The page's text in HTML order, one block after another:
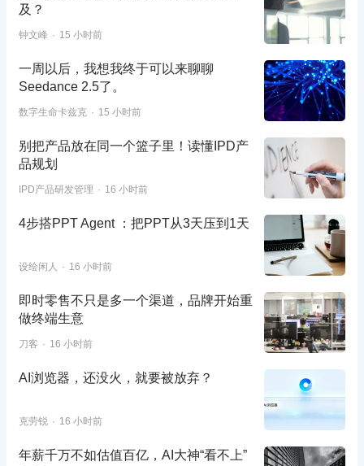
及？
钟文峰 15 小时前
一周以后，我想我终于可以来聊聊
Seedance 2.5了。
数字生命卡兹克 15 小时前
别把产品放在同一个篮子里！读懂IPD产
品规划
IPD产品研发管理 16 小时前
4步搭PPT Agent ：把PPT从3天压到1天
设绘闲人 16 小时前
即时零售不只是多一个渠道，品牌开始重
做终端生意
刀客 16 小时前
AI浏览器，还没火，就要被放弃？
克劳锐 16 小时前
年薪千万不如估值百亿，AI大神“看不上”